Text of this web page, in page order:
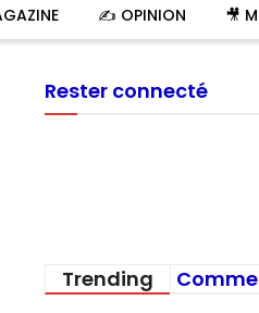
✍️ OPINION 🎥
Rester connecté
Trending